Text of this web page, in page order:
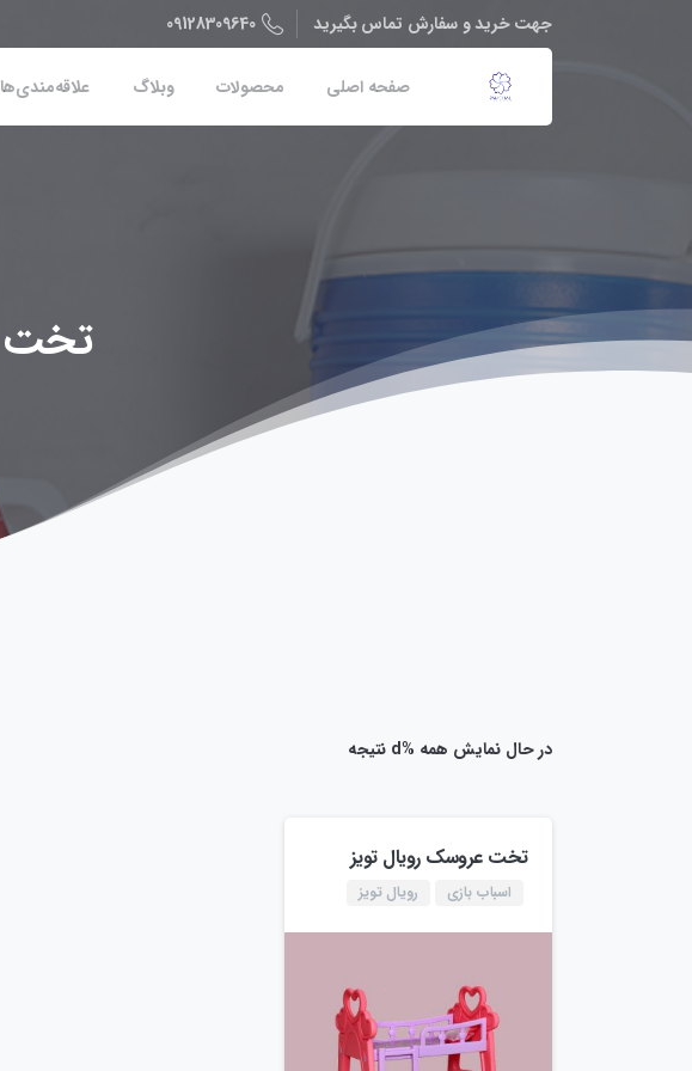
جهت خرید و سفارش تماس بگیرید 09128309640
صفحه اصلی محصولات وبلاگ علاقه‌مندی‌ها
تخت
در حال نمایش همه %d نتیجه
تخت عروسک رویال تویز
اسباب بازی رویال تویز